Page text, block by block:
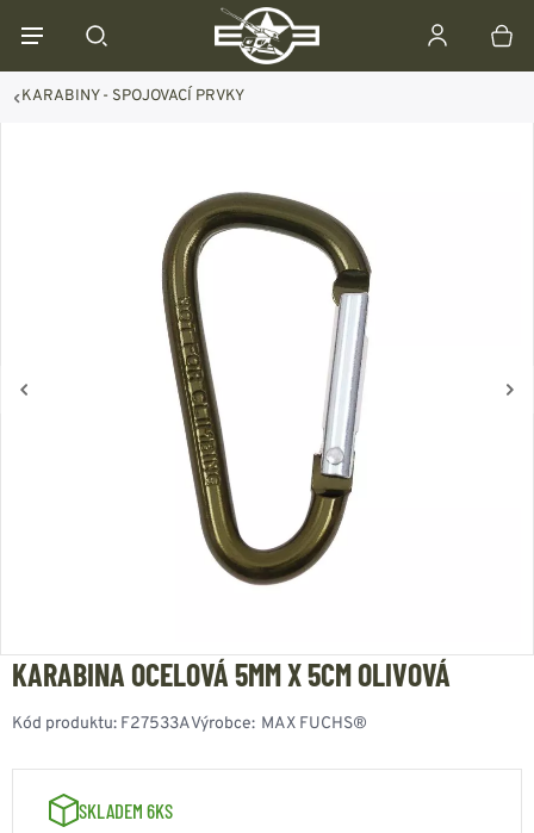
KARABINY - SPOJOVACÍ PRVKY
KARABINA OCELOVÁ 5MM X 5CM OLIVOVÁ
Kód produktu: F27533AVýrobce: MAX FUCHS®
SKLADEM 6KS